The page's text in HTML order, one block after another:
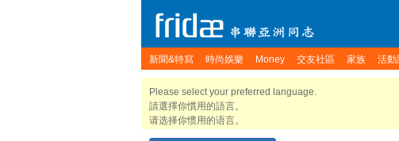
新聞&特寫 時尚娛樂 Money 交友社區 家族 活動
Please select your preferred language.
請選擇你慣用的語言。
请选择你惯用的语言。